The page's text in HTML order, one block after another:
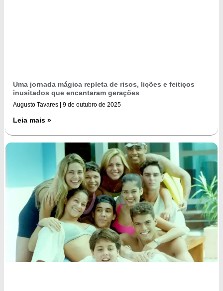
Uma jornada mágica repleta de risos, lições e feitiços
inusitados que encantaram gerações
Augusto Tavares 9 de outubro de 2025
Leia mais »